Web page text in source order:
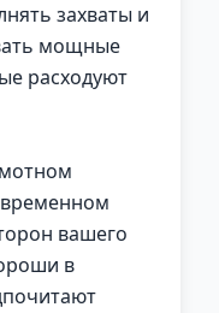
захваты и
мощные
расходуют
вашего
в